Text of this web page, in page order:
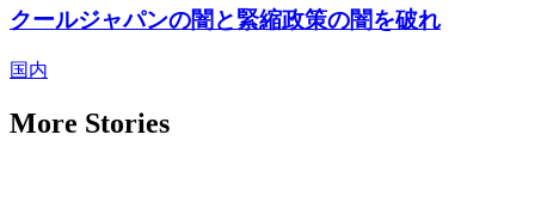
クールジャパンの闇と緊縮政策の闇を破れ
国内
More Stories